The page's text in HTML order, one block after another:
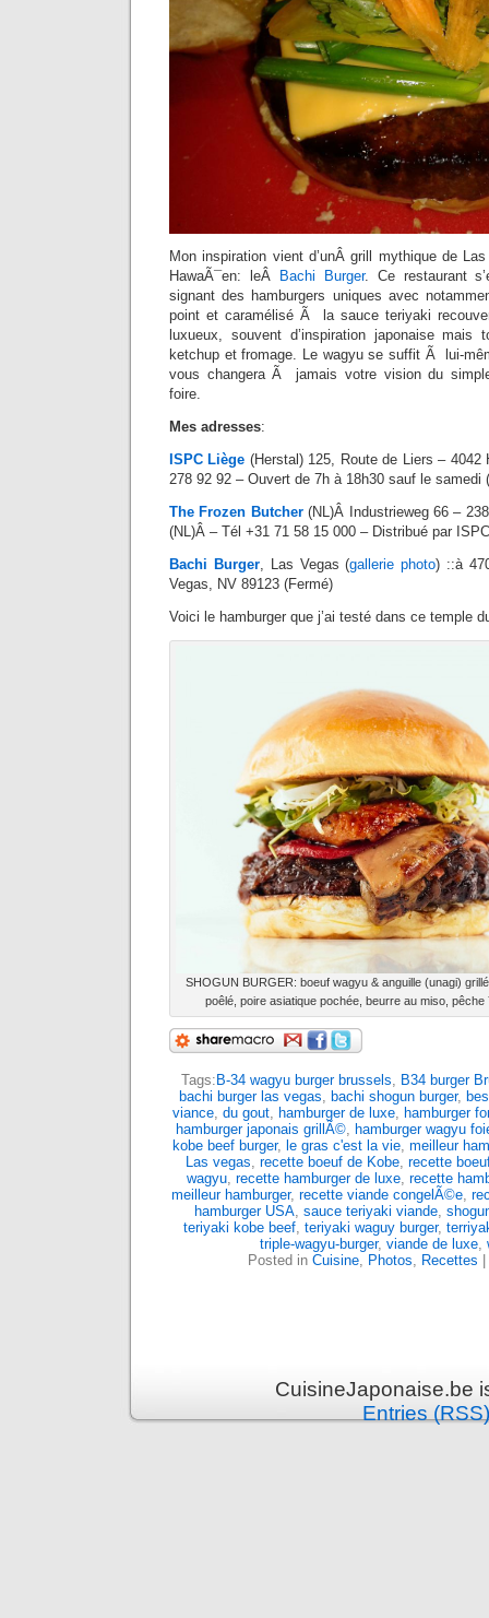
Mon inspiration vient d’unÂ grill mythique de
HawaÃ¯en: leÂ Bachi Burger. Ce restaurant
signant des hamburgers uniques avec
point et caramélisé Ã la sauce teriyaki
luxueux, souvent d’inspiration japonaise mais
ketchup et fromage. Le wagyu se suffit Ã lui-
vous changera Ã jamais votre vision du
foire.
Mes adresses:
ISPC Liège (Herstal) 125, Route de Liers – 4042
278 92 92 – Ouvert de 7h à 18h30 sauf le samedi
The Frozen Butcher (NL)Â Industrieweg 66 –
(NL)Â – Tél +31 71 58 15 000 – Distribué par
Bachi Burger, Las Vegas (gallerie photo) ::à
Vegas, NV 89123 (Fermé)
Voici le hamburger que j’ai testé dans ce temple
SHOGUN BURGER: boeuf wagyu & anguille (unagi)
poêlé, poire asiatique pochée, beurre au miso,
Tags:B-34 wagyu burger brussels
B34 burger
bachi burger las vegas bachi shogun burger,
viance, du gout, hamburger de luxe, hamburger
hamburger japonais grillÃ©, hamburger wagyu
kobe beef burger, le gras c'est la vie meilleur
Las vegas recette boeuf de Kobe recette
wagyu recette hamburger de luxe recette
meilleur hamburger, recette viande congelÃ©e
hamburger USA, sauce teriyaki viande,
teriyaki kobe beef, teriyaki waguy burger,
triple-wagyu-burger, viande de luxe,
Posted in Cuisine, Photos Recettes |
CuisineJaponaise.be
Entries (RSS)